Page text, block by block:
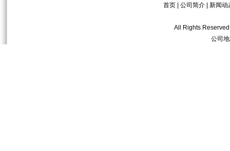
首页 公司简介 新闻动
All Rights
公司